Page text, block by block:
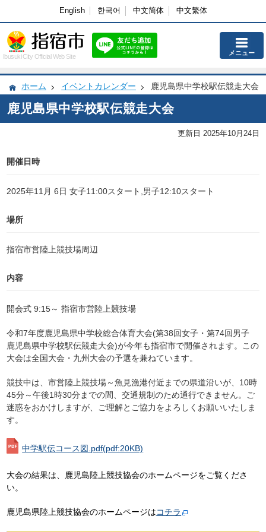
English 한국어 中文简体 中文繁体
Ibusuki City Official Web Site メニュー
ホーム イベントカレンダー 鹿児島県中学校駅伝競走大会
鹿児島県中学校駅伝競走大会
更新日 2025年10月24日
開催日時
2025年11月 6日 女子11:00スタート,男子12:10スタート
場所
指宿市営陸上競技場周辺
内容
開会式 9:15～ 指宿市営陸上競技場
令和7年度鹿児島県中学校総合体育大会(第38回女子・第74回男子
鹿児島県中学校駅伝競走大会)が今年も指宿市で開催されます。この
大会は全国大会・九州大会の予選を兼ねています。
競技中は、市営陸上競技場～魚見漁港付近までの県道沿いが、10時
45分～午後1時30分までの間、交通規制のため通行できません。ご
迷惑をおかけしますが、ご理解とご協力をよろしくお願いいたしま
す。
中学駅伝コース図.pdf(pdf:20KB)
大会の結果は、鹿児島陸上競技協会のホームページをご覧くださ
い。
鹿児島県陸上競技協会のホームページはコチラ